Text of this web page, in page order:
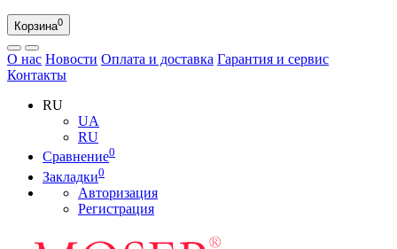
Корзина0
О нас Новости Оплата и доставка Гарантия и сервис
Контакты
RU
UA
RU
Сравнение0
Закладки0
Авторизация
Регистрация